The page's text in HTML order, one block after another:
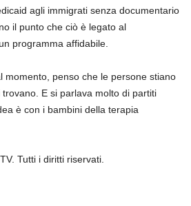
agli immigrati senza documentario
il punto che ciò è legato al
programma affidabile.
momento, penso che le persone stiano
E si parlava molto di partiti
è con i bambini della terapia
Tutti i diritti riservati.